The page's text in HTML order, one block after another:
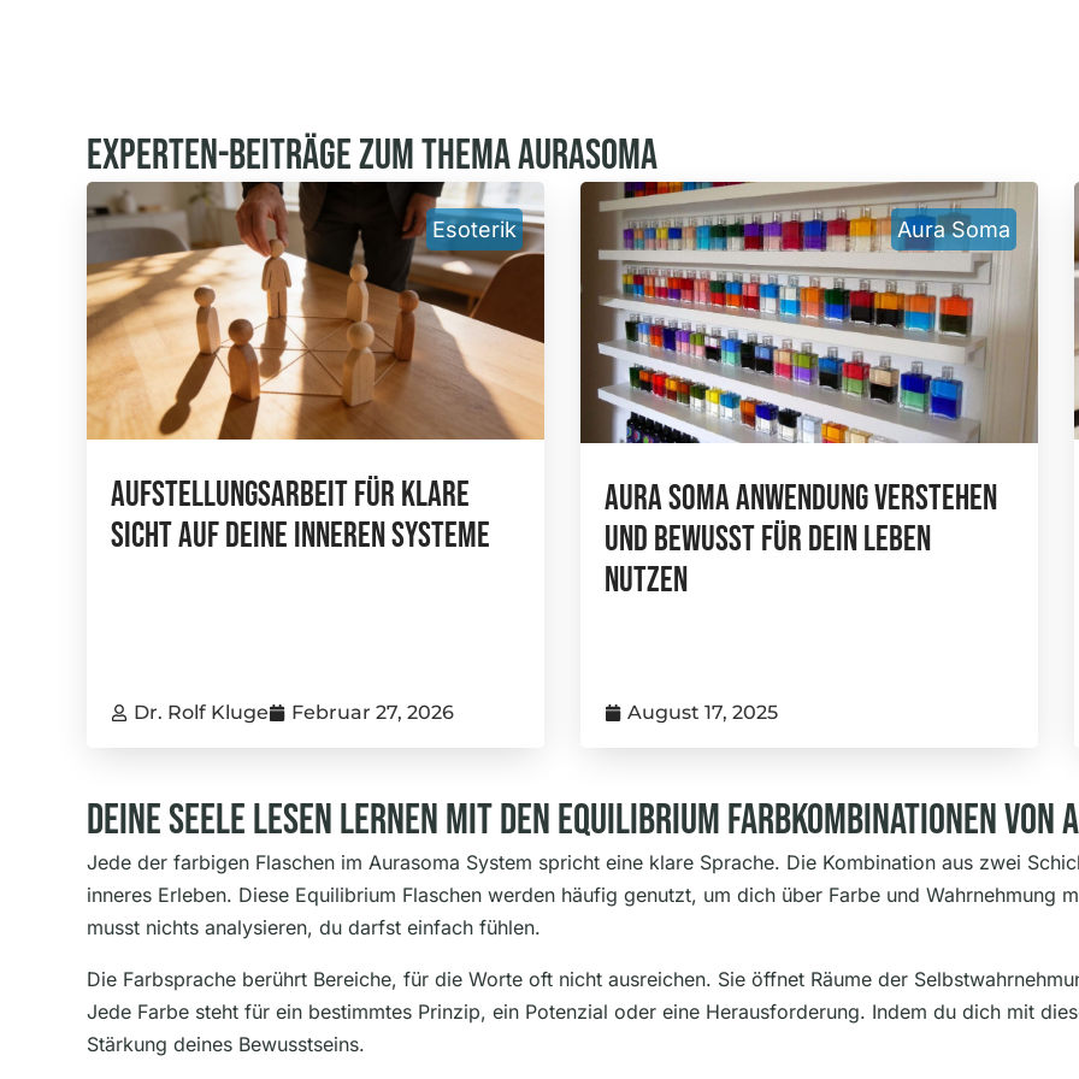
Experten-Beiträge Zum Thema Aurasoma
Esoterik
Aufstellungsarbeit Für Klare
Sicht Auf Deine Inneren Systeme
Dr. Rolf Kluge Februar 27, 2026
Aura Soma
Aura Soma Anwendung Verstehen
Und Bewusst Für Dein Leben
Nutzen
August 17, 2025
Deine Seele Lesen Lernen Mit Den Equilibrium Farbkombinationen Von
Jede der farbigen Flaschen im Aurasoma System spricht eine klare Sprache. Die Kombination aus zwei
inneres Erleben. Diese Equilibrium Flaschen werden häufig genutzt, um dich über Farbe und Wahrnehmung
musst nichts analysieren, du darfst einfach fühlen.
Die Farbsprache berührt Bereiche, für die Worte oft nicht ausreichen. Sie öffnet Räume der
Jede Farbe steht für ein bestimmtes Prinzip, ein Potenzial oder eine Herausforderung. Indem du dich mit
Stärkung deines Bewusstseins.